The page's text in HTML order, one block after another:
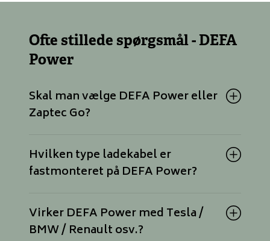
Ofte stillede spørgsmål - DEFA
Power
Skal man vælge DEFA Power eller
Zaptec Go?
Hvilken type ladekabel er
fastmonteret på DEFA Power?
Virker DEFA Power med Tesla /
BMW / Renault osv.?